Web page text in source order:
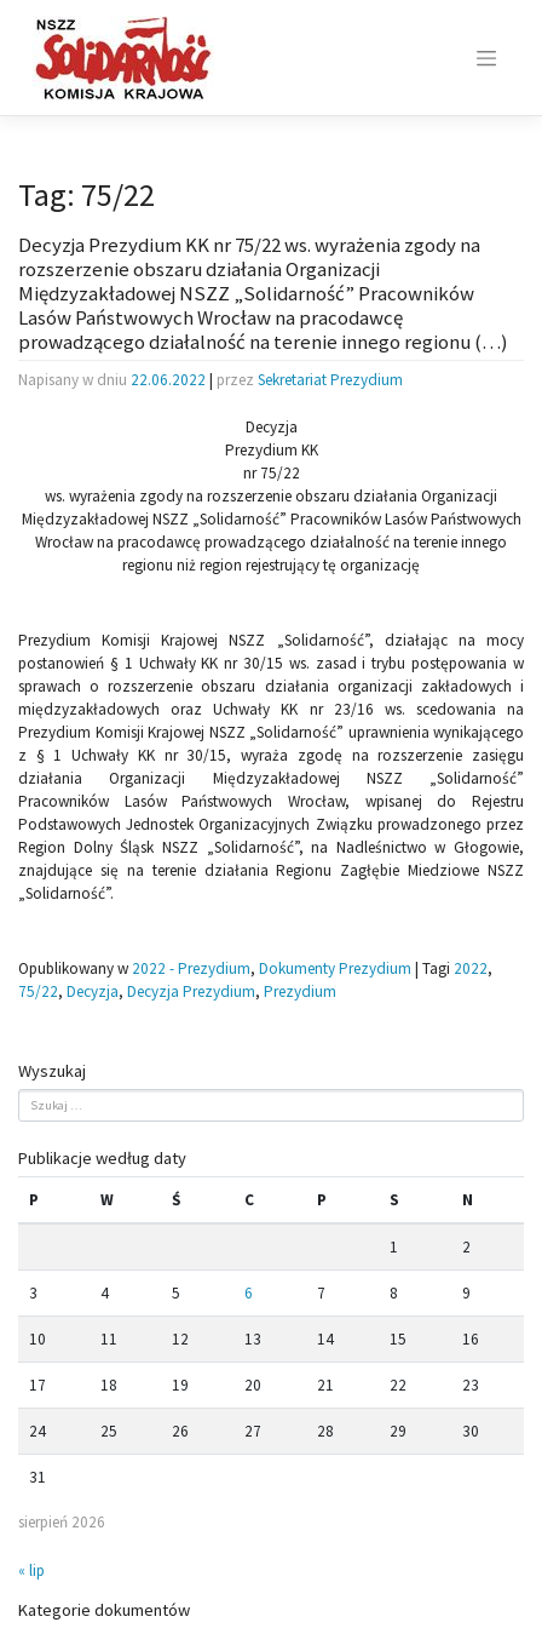
content
Tag: 75/22
Decyzja Prezydium KK nr 75/22 ws. wyrażenia zgody na
rozszerzenie obszaru działania Organizacji
Międzyzakładowej NSZZ „Solidarność” Pracowników
Lasów Państwowych Wrocław na pracodawcę
prowadzącego działalność na terenie innego regionu (…)
Napisany w dniu 22.06.2022 | przez Sekretariat Prezydium
Decyzja
Prezydium KK
nr 75/22
ws. wyrażenia zgody na rozszerzenie obszaru działania Organizacji
Międzyzakładowej NSZZ „Solidarność” Pracowników Lasów Państwowych
Wrocław na pracodawcę prowadzącego działalność na terenie innego
regionu niż region rejestrujący tę organizację
Prezydium Komisji Krajowej NSZZ „Solidarność”, działając na mocy
postanowień § 1 Uchwały KK nr 30/15 ws. zasad i trybu postępowania w
sprawach o rozszerzenie obszaru działania organizacji zakładowych i
międzyzakładowych oraz Uchwały KK nr 23/16 ws. scedowania na
Prezydium Komisji Krajowej NSZZ „Solidarność” uprawnienia wynikającego
z § 1 Uchwały KK nr 30/15, wyraża zgodę na rozszerzenie zasięgu
działania Organizacji Międzyzakładowej NSZZ „Solidarność”
Pracowników Lasów Państwowych Wrocław, wpisanej do Rejestru
Podstawowych Jednostek Organizacyjnych Związku prowadzonego przez
Region Dolny Śląsk NSZZ „Solidarność”, na Nadleśnictwo w Głogowie,
znajdujące się na terenie działania Regionu Zagłębie Miedziowe NSZZ
„Solidarność”.
Opublikowany w 2022 - Prezydium, Dokumenty Prezydium | Tagi 2022,
75/22, Decyzja, Decyzja Prezydium, Prezydium
Wyszukaj
Publikacje według daty
sierpień 2026
P W Ś C P S N
1 2
3 4 5 6 7 8 9
10 11 12 13 14 15 16
17 18 19 20 21 22 23
24 25 26 27 28 29 30
31
« lip
Kategorie dokumentów